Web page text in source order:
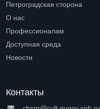
Петроградская сторона
О нас
Профессионалам
Доступная среда
Новости
Контакты